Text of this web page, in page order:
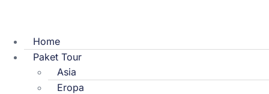
Home
Paket Tour
Asia
Eropa